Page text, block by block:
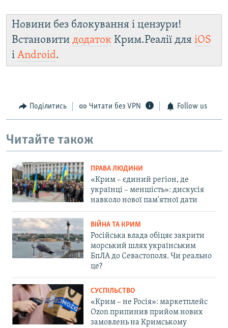
Новини без блокування і цензури!
Встановити додаток Крим.Реалії для iOS
і Android.
Поділитись Читати без VPN Follow us
Читайте також
ПРАВА ЛЮДИНИ
«Крим – єдиний регіон, де
українці – меншість»: дискусія
навколо нової пам'ятної дати
ВІЙНА ТА КРИМ
Російська влада обіцяє закрити
морський шлях українським
БпЛА до Севастополя. Чи реально
це?
СУСПІЛЬСТВО
«Крим – не Росія»: маркетплейс
Ozon припинив прийом нових
замовлень на Кримському